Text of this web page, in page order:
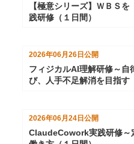
【極意シリーズ】ＷＢＳ
践研修（１日間）
2026年06月26日 公開
フィジカルAI理解研修～自
び、人手不足解消を目指す
2026年06月24日公開
ClaudeCowork実践研修～